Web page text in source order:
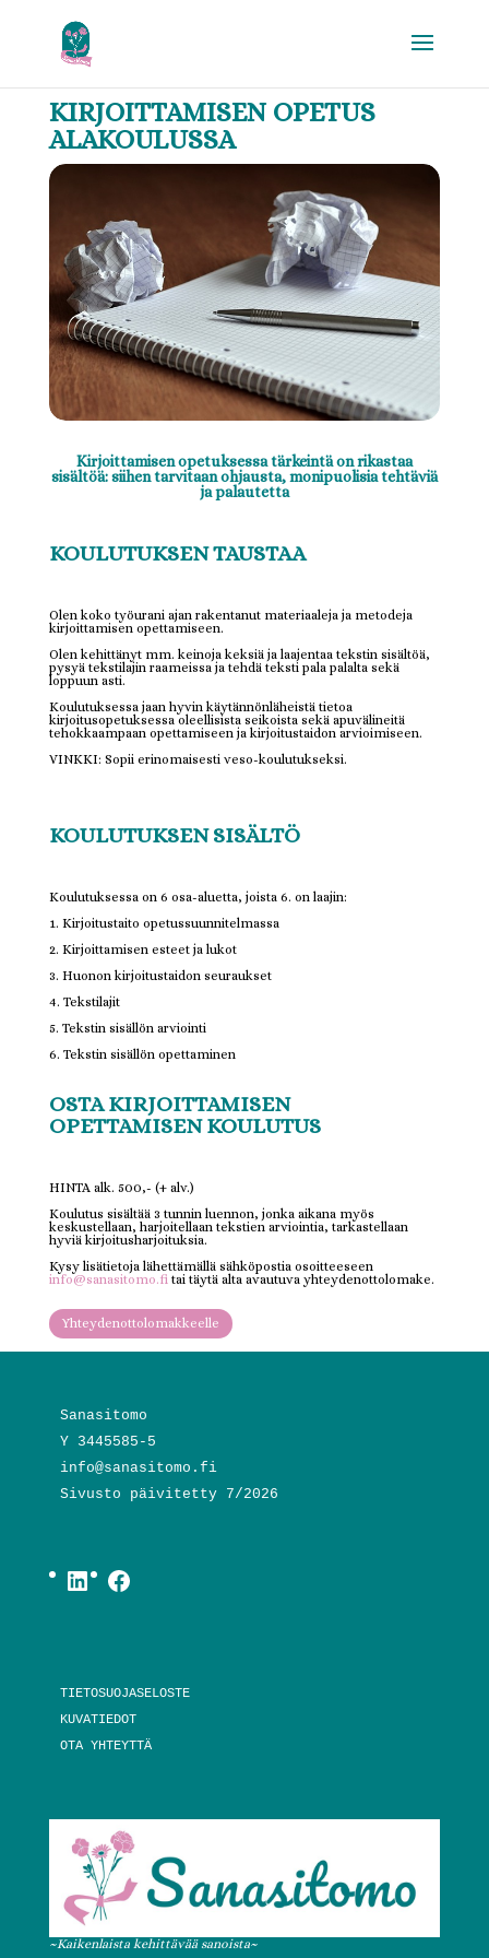
KIRJOITTAMISEN OPETUS
ALAKOULUSSA
Kirjoittamisen opetuksessa tärkeintä on rikastaa
sisältöä: siihen tarvitaan ohjausta, monipuolisia tehtäviä
ja palautetta
KOULUTUKSEN TAUSTAA
Olen koko työurani ajan rakentanut materiaaleja ja metodeja
kirjoittamisen opettamiseen.
Olen kehittänyt mm. keinoja keksiä ja laajentaa tekstin sisältöä,
pysyä tekstilajin raameissa ja tehdä teksti pala palalta sekä
loppuun asti.
Koulutuksessa jaan hyvin käytännönläheistä tietoa
kirjoitusopetuksessa oleellisista seikoista sekä apuvälineitä
tehokkaampaan opettamiseen ja kirjoitustaidon arvioimiseen.
VINKKI: Sopii erinomaisesti veso-koulutukseksi.
KOULUTUKSEN SISÄLTÖ
Koulutuksessa on 6 osa-aluetta, joista 6. on laajin:
1. Kirjoitustaito opetussuunnitelmassa
2. Kirjoittamisen esteet ja lukot
3. Huonon kirjoitustaidon seuraukset
4. Tekstilajit
5. Tekstin sisällön arviointi
6. Tekstin sisällön opettaminen
OSTA KIRJOITTAMISEN
OPETTAMISEN KOULUTUS
HINTA alk. 500,- (+ alv.)
Koulutus sisältää 3 tunnin luennon, jonka aikana myös
keskustellaan, harjoitellaan tekstien arviointia, tarkastellaan
hyviä kirjoitusharjoituksia.
Kysy lisätietoja lähettämällä sähköpostia osoitteeseen
info@sanasitomo.fi tai täytä alta avautuva yhteydenottolomake.
Yhteydenottolomakkeelle
Sanasitomo
Y 3445585-5
info@sanasitomo.fi
Sivusto päivitetty 7/2026
LinkedIn
Facebook
TIETOSUOJASELOSTE
KUVATIEDOT
OTA YHTEYTTÄ
~Kaikenlaista kehittävää sanoista~